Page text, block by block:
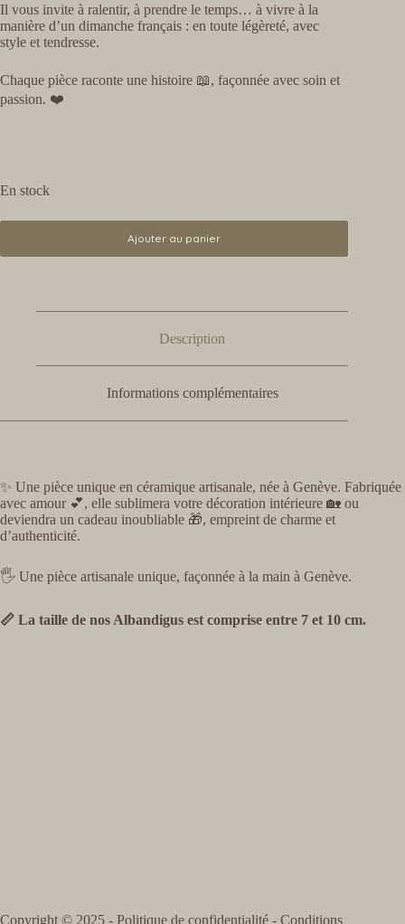
Il vous invite à ralentir, à prendre le temps… à vivre à la
manière d’un dimanche français : en toute légèreté, avec
style et tendresse.
Chaque pièce raconte une histoire 📖, façonnée avec soin et
passion. ❤️
En stock
Ajouter au panier
Description
Informations complémentaires
✨ Une pièce unique en céramique artisanale, née à Genève. Fabriquée
avec amour 💕, elle sublimera votre décoration intérieure 🏡 ou
deviendra un cadeau inoubliable 🎁, empreint de charme et
d’authenticité.
🖐️ Une pièce artisanale unique, façonnée à la main à Genève.
📏 La taille de nos Albandigus est comprise entre 7 et 10 cm.
Copyright © 2025 - Politique de confidentialité - Conditions